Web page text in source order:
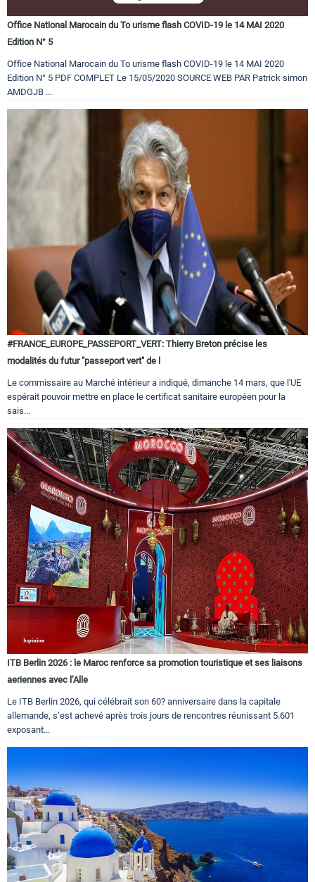
Office National Marocain du To urisme flash COVID-19 le 14 MAI 2020
Edition N° 5
Office National Marocain du To urisme flash COVID-19 le 14 MAI 2020
Edition N° 5 PDF COMPLET Le 15/05/2020 SOURCE WEB PAR Patrick simon
AMDGJB ...
#FRANCE_EUROPE_PASSEPORT_VERT: Thierry Breton précise les
modalités du futur "passeport vert" de l
Le commissaire au Marché intérieur a indiqué, dimanche 14 mars, que l'UE
espérait pouvoir mettre en place le certificat sanitaire européen pour la
sais...
ITB Berlin 2026 : le Maroc renforce sa promotion touristique et ses liaisons
aeriennes avec l’Alle
Le ITB Berlin 2026, qui célébrait son 60? anniversaire dans la capitale
allemande, s’est achevé après trois jours de rencontres réunissant 5.601
exposant...